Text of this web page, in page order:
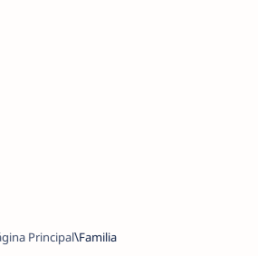
Principal Familia